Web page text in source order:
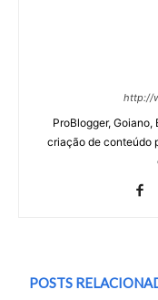
http://
ProBlogger,
criação de conteúdo
POSTS